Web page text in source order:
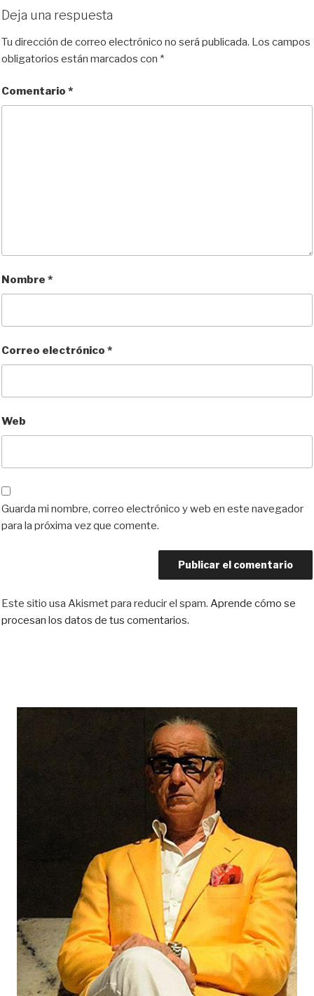
Deja una respuesta
Tu dirección de correo electrónico no será publicada. Los campos
obligatorios están marcados con *
Comentario *
Nombre *
Correo electrónico *
Web
Guarda mi nombre, correo electrónico y web en este navegador
para la próxima vez que comente.
Este sitio usa Akismet para reducir el spam. Aprende cómo se
procesan los datos de tus comentarios.